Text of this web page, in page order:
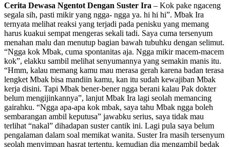
Cerita Dewasa Ngentot Dengan Suster Ira – Kok pake ngaceng
segala sih, pasti mikir yang ngga- ngga ya. hi hi hi”. Mbak Ira
ternyata melihat reaksi yang terjadi pada penisku yang memang
harus kuakui sempat mengeras sekali tadi. Saya cuma tersenyum
menahan malu dan menutup bagian bawah tubuhku dengan selimut.
“Ngga kok Mbak, cuma spontanitas aja. Ngga mikir macem-macem
kok”, elakku sambil melihat senyumannya yang semakin manis itu.
“Hmm, kalau memang kamu mau merasa gerah karena badan terasa
lengket Mbak bisa mandiin kamu, kan itu sudah kewajiban Mbak
kerja disini. Tapi Mbak bener-bener ngga berani kalau Pak dokter
belum mengijinkannya”, lanjut Mbak Ira lagi seolah memancing
gairahku. “Ngga apa-apa kok mbak, saya tahu Mbak ngga boleh
sembarangan ambil keputusa” jawabku serius, saya tidak mau
terlihat “nakal” dihadapan suster cantik ini. Lagi pula saya belum
pengalaman dalam soal memikat wanita. Suster Ira masih tersenyum
seolah menyimpan hasrat tertentu, kemudian dia mengambil bedak